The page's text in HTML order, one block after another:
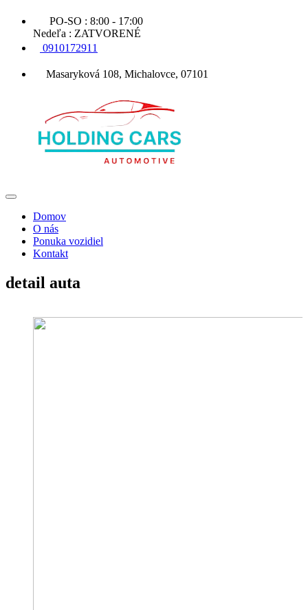
PO-SO : 8:00 - 17:00
Nedeľa : ZATVORENÉ
0910172911
Masaryková 108, Michalovce, 07101
Domov
O nás
Ponuka vozidiel
Kontakt
detail auta